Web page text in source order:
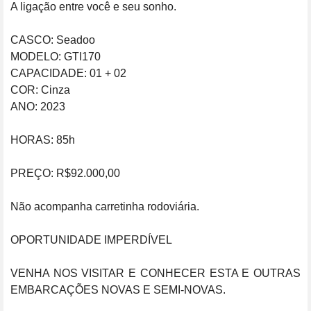
A ligação entre você e seu sonho.
CASCO: Seadoo
MODELO: GTI170
CAPACIDADE: 01 + 02
COR: Cinza
ANO: 2023
HORAS: 85h
PREÇO: R$92.000,00
Não acompanha carretinha rodoviária.
OPORTUNIDADE IMPERDÍVEL
VENHA NOS VISITAR E CONHECER ESTA E OUTRAS
EMBARCAÇÕES NOVAS E SEMI-NOVAS.